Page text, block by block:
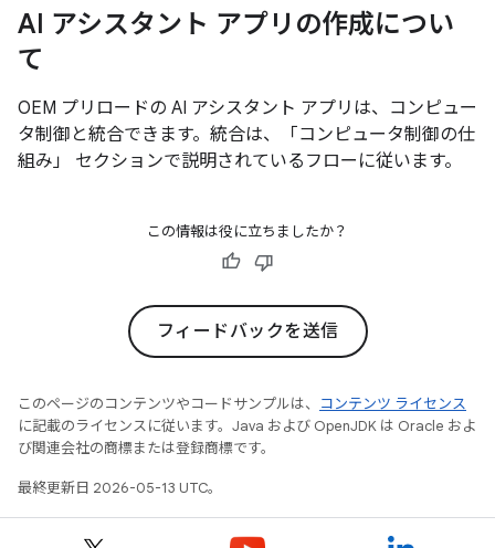
AI アシスタント アプリの作成につい
て
OEM プリロードの AI アシスタント アプリは、コンピュー
タ制御と統合できます。統合は、「コンピュータ制御の仕
組み」 セクションで説明されているフローに従います。
この情報は役に立ちましたか？
フィードバックを送信
このページのコンテンツやコードサンプルは、
コンテンツ ライセンス
に記載のライセンスに従います。Java および OpenJDK は Oracle およ
び関連会社の商標または登録商標です。
最終更新日 2026-05-13 UTC。